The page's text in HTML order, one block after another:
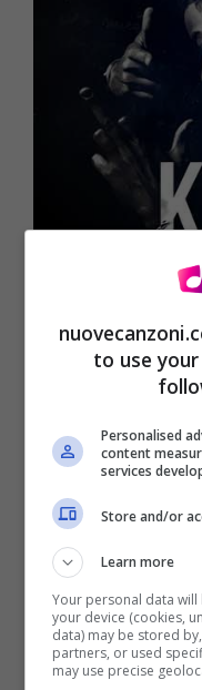
to use
Personalised
content
services
Store and/or
Learn more
Your personal data
your device (cookies,
data) may be stored
partners, or used
may use precise